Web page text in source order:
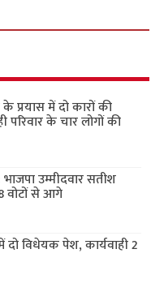
प्रयास में दो कारों की
के चार लोगों की
उम्मीदवार सतीश
वोटों से आगे
विधेयक पेश, कार्यवाही 2